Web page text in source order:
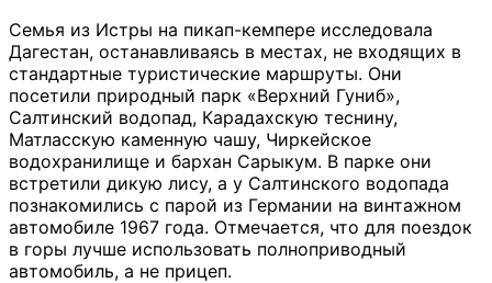
Семья из Истры на пикап-кемпере исследовала
Дагестан, останавливаясь в местах, не входящих в
стандартные туристические маршруты. Они
посетили природный парк «Верхний Гуниб»,
Салтинский водопад, Карадахскую теснину,
Матласскую каменную чашу, Чиркейское
водохранилище и бархан Сарыкум. В парке они
встретили дикую лису, а у Салтинского водопада
познакомились с парой из Германии на винтажном
автомобиле 1967 года. Отмечается, что для поездок
в горы лучше использовать полноприводный
автомобиль, а не прицеп.